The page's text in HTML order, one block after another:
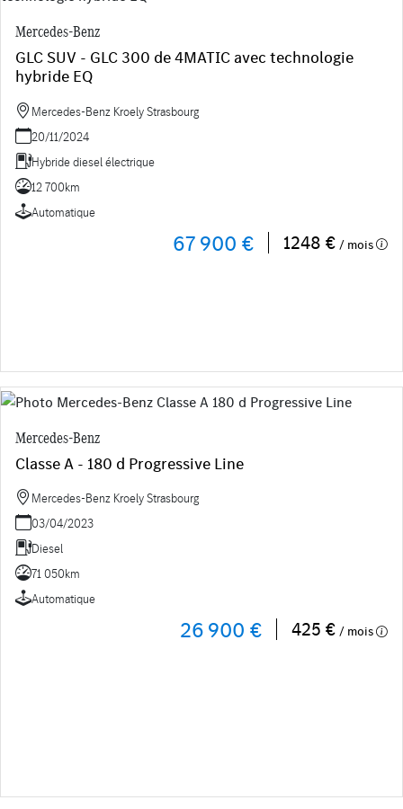
Mercedes-Benz
GLC SUV - GLC 300 de 4MATIC avec technologie
hybride EQ
Mercedes-Benz Kroely Strasbourg
20/11/2024
Hybride diesel électrique
12 700km
Automatique
67 900 € 1248 € / mois
Mercedes-Benz
Classe A - 180 d Progressive Line
Mercedes-Benz Kroely Strasbourg
03/04/2023
Diesel
71 050km
Automatique
26 900 € 425 € / mois